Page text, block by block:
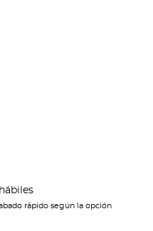
rápido según la opción